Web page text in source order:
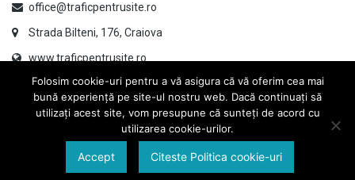
office@traficpentrusite.ro
Strada Bilteni, 176, Craiova
www.traficpentrusite.ro
© 2026 TRAFIC PENTRU SITE | Designed & Developed bywww.ayandesign.ro
Folosim cookie-uri pentru a vă asigura că vă oferim cea mai
bună experiență pe site-ul nostru web. Dacă continuați să
utilizați acest site, vom presupune că sunteți de acord cu
utilizarea cookie-urilor.
Accept Citeste Politica cookie-uri